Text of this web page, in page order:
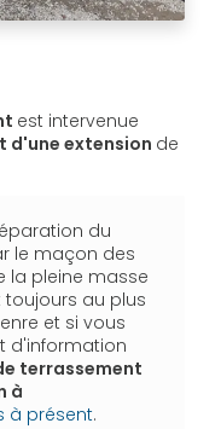
est intervenue
d'une extension de
du
le maçon des
la pleine masse
toujours au plus
et si vous
d'information
terrassement
à
à présent.